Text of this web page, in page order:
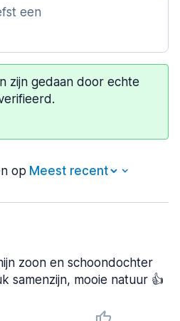
een
zijn gedaan door echte
op
zoon en schoondochter
samenzijn, mooie natuur 👍